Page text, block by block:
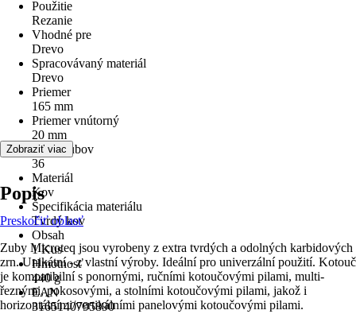
Použitie
Rezanie
Vhodné pre
Drevo
Spracovávaný materiál
Drevo
Priemer
165 mm
Priemer vnútorný
20 mm
Počet zubov
36
Materiál
Kov
Špecifikácia materiálu
Tvrdý kov
Obsah
1 Kus
Hmotnosť
440 g
EAN
3165140795890
Zobraziť viac
Popis
Preskočiť oblasť
Zuby Microteq jsou vyrobeny z extra tvrdých a odolných karbidových
zrn. Unikátní - z vlastní výroby. Ideální pro univerzální použití. Kotouč
je kompatibilní s ponornými, ručními kotoučovými pilami, multi-
řeznými, pokosovými, a stolními kotoučovými pilami, jakož i
horizontálními/vertikálními panelovými kotoučovými pilami.